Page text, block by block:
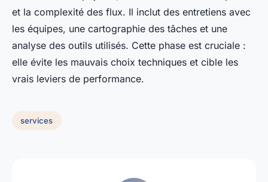
et la complexité des flux. Il inclut des entretiens avec
les équipes, une cartographie des tâches et une
analyse des outils utilisés. Cette phase est cruciale :
elle évite les mauvais choix techniques et cible les
vrais leviers de performance.
services